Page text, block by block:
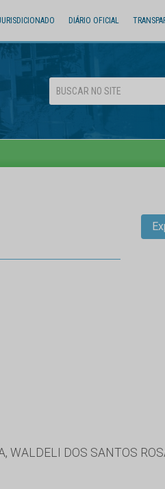
DIÁRIO OFICIAL
WALDELI DOS SANTOS